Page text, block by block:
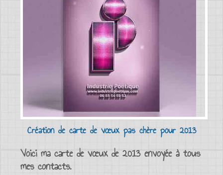
Création de carte de vœux pas chère pour 2013
Voici ma carte de vœux de 2013 envoyée à tous
mes contacts.